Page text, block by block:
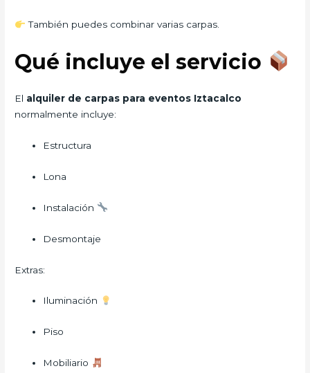
También puedes combinar varias carpas.
Qué incluye el servicio
El alquiler de carpas para eventos Iztacalco
normalmente incluye:
Estructura
Lona
Instalación
Desmontaje
Extras:
Iluminación
Piso
Mobiliario